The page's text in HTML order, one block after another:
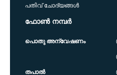
പതിവ് ചോദ്യങ്ങൾ
ഫോൺ നമ്പർ
പൊതു അന്വേഷണം
തപാൽ